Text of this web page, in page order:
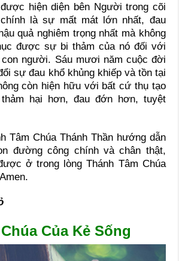
hiện diện bên Người trong cõi
là sự mất mát lớn nhất, đau
quả nghiêm trọng nhất mà không
được sự bi thảm của nó đối với
người. Sáu mươi năm cuộc đời
sự đau khổ khủng khiếp và tồn tại
còn hiện hữu với bất cứ thụ tạo
hại hơn, đau đớn hơn, tuyệt
Tâm Chúa Thánh Thần hướng dẫn
đường công chính và chân thật,
ở trong lòng Thánh Tâm Chúa
Của Kẻ Sống